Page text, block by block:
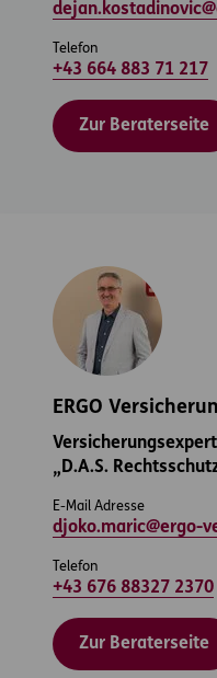
Telefon
+43 664 883 71 217
Zur Beraterseite
ERGO
„D.A.S.
E-Mail Adresse
djoko.maric@ergo-
Telefon
+43 676 88327 2370
Zur Beraterseite